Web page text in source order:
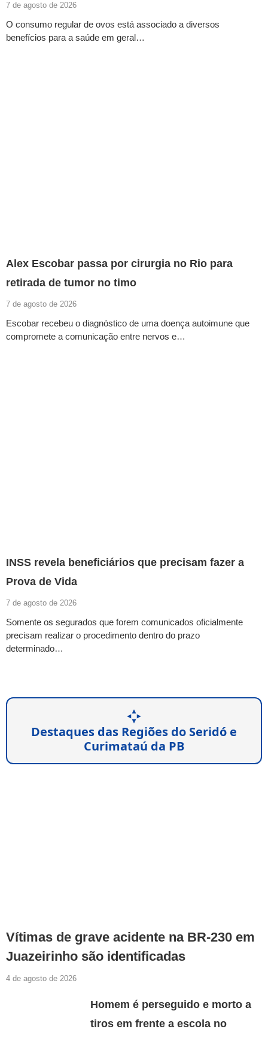
7 de agosto de 2026
O consumo regular de ovos está associado a diversos
benefícios para a saúde em geral…
Alex Escobar passa por cirurgia no Rio para
retirada de tumor no timo
7 de agosto de 2026
Escobar recebeu o diagnóstico de uma doença autoimune que
compromete a comunicação entre nervos e…
INSS revela beneficiários que precisam fazer a
Prova de Vida
7 de agosto de 2026
Somente os segurados que forem comunicados oficialmente
precisam realizar o procedimento dentro do prazo
determinado…
Destaques das Regiões do Seridó e
Curimataú da PB
Vítimas de grave acidente na BR-230 em
Juazeirinho são identificadas
4 de agosto de 2026
Homem é perseguido e morto a
tiros em frente a escola no